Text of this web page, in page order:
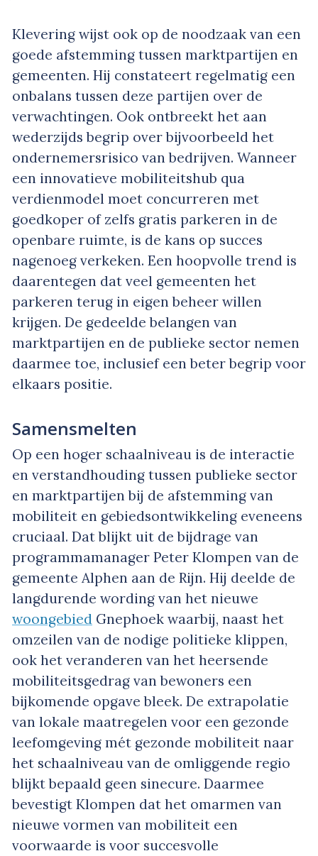
Klevering wijst ook op de noodzaak van een
goede afstemming tussen marktpartijen en
gemeenten. Hij constateert regelmatig een
onbalans tussen deze partijen over de
verwachtingen. Ook ontbreekt het aan
wederzijds begrip over bijvoorbeeld het
ondernemersrisico van bedrijven. Wanneer
een innovatieve mobiliteitshub qua
verdienmodel moet concurreren met
goedkoper of zelfs gratis parkeren in de
openbare ruimte, is de kans op succes
nagenoeg verkeken. Een hoopvolle trend is
daarentegen dat veel gemeenten het
parkeren terug in eigen beheer willen
krijgen. De gedeelde belangen van
marktpartijen en de publieke sector nemen
daarmee toe, inclusief een beter begrip voor
elkaars positie.
Samensmelten
Op een hoger schaalniveau is de interactie
en verstandhouding tussen publieke sector
en marktpartijen bij de afstemming van
mobiliteit en gebiedsontwikkeling eveneens
cruciaal. Dat blijkt uit de bijdrage van
programmamanager Peter Klompen van de
gemeente Alphen aan de Rijn. Hij deelde de
langdurende wording van het nieuwe
woongebied Gnephoek waarbij, naast het
omzeilen van de nodige politieke klippen,
ook het veranderen van het heersende
mobiliteitsgedrag van bewoners een
bijkomende opgave bleek. De extrapolatie
van lokale maatregelen voor een gezonde
leefomgeving mét gezonde mobiliteit naar
het schaalniveau van de omliggende regio
blijkt bepaald geen sinecure. Daarmee
bevestigt Klompen dat het omarmen van
nieuwe vormen van mobiliteit een
voorwaarde is voor succesvolle